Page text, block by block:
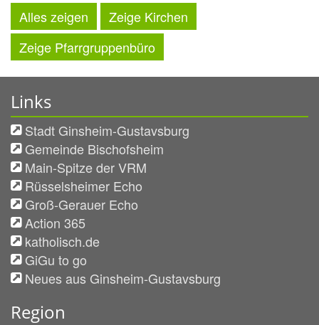
Alles zeigen
Zeige Kirchen
Zeige Pfarrgruppenbüro
Links
Stadt Ginsheim-Gustavsburg
Gemeinde Bischofsheim
Main-Spitze der VRM
Rüsselsheimer Echo
Groß-Gerauer Echo
Action 365
katholisch.de
GiGu to go
Neues aus Ginsheim-Gustavsburg
Region